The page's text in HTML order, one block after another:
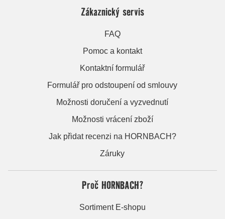
Zákaznický servis
FAQ
Pomoc a kontakt
Kontaktní formulář
Formulář pro odstoupení od smlouvy
Možnosti doručení a vyzvednutí
Možnosti vrácení zboží
Jak přidat recenzi na HORNBACH?
Záruky
Proč HORNBACH?
Sortiment E-shopu